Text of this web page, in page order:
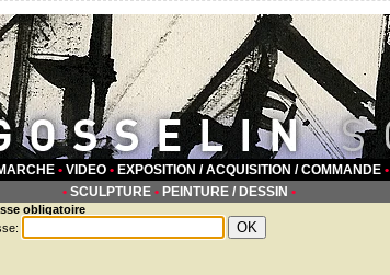
• VIDEO• EXPOSITION / ACQUISITION / COMMANDE•
• SCULPTURE• PEINTURE / DESSIN •
obligatoire